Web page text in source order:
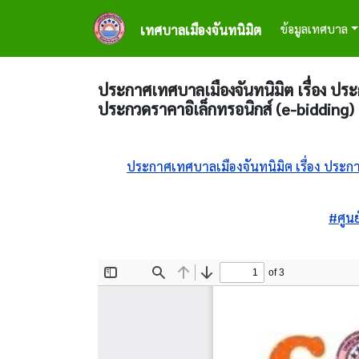
ข้ามไปยังเนื้อหาหลัก
เทศบาลเมืองจันทนิมิต
Main
ข้อมูลเทศบาล
ประกาศเทศบาลเมืองจันทนิมิต เรื่อง ปร
ประกวดราคาอิเล็กทรอนิกส์ (e-bidding)
ประกาศเทศบาลเมืองจันทนิมิต เรื่อง ประ
#ศูน